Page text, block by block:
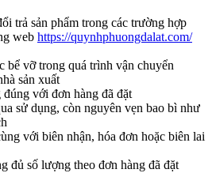
trả sản phẩm trong các trường hợp
web https://quynhphuongdalat.com/
bể vỡ trong quá trình vận chuyển
sản xuất
với đơn hàng đã đặt
sử dụng, còn nguyên vẹn bao bì như
với biên nhận, hóa đơn hoặc biên lai
đủ số lượng theo đơn hàng đã đặt